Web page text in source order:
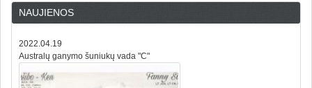
NAUJIENOS
2022.04.19
Australų ganymo šuniukų vada "C"